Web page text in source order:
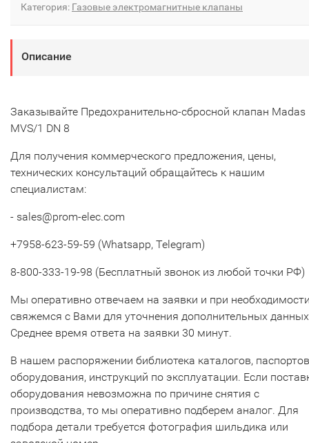
Категория: Газовые электромагнитные клапаны
Описание
Заказывайте Предохранительно-сбросной клапан Madas
MVS/1 DN 8
Для получения коммерческого предложения, цены,
технических консультаций обращайтесь к нашим
специалистам:
- sales@prom-elec.com
+7958-623-59-59 (Whatsapp, Telegram)
8-800-333-19-98 (Бесплатный звонок из любой точки РФ)
Мы оперативно отвечаем на заявки и при
свяжемся с Вами для уточнения дополнительных
Среднее время ответа на заявки 30 минут.
В нашем распоряжении библиотека каталогов, паспортов
оборудования, инструкций по эксплуатации. Если
оборудования невозможна по причине снятия с
производства, то мы оперативно подберем аналог. Для
подбора детали требуется фотография шильдика или